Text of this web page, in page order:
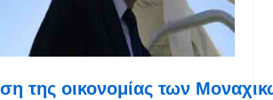
τηςοικονομίαςτων